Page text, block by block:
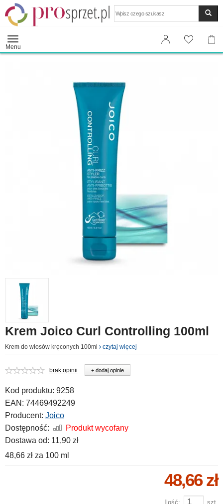
Menu
Krem Joico Curl Controlling 100ml
Krem do włosów kręconych 100ml czytaj więcej
brak opinii + dodaj opinie
Kod produktu: 9258
EAN: 74469492249
Producent: Joico
Dostępność:
Produkt wycofany
Dostawa od: 11,90 zł
48,66 zł za 100 ml
48,66 zł
Ilość: szt.